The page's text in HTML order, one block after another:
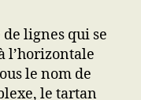
lignes qui se
l’horizontale
le nom de
le tartan